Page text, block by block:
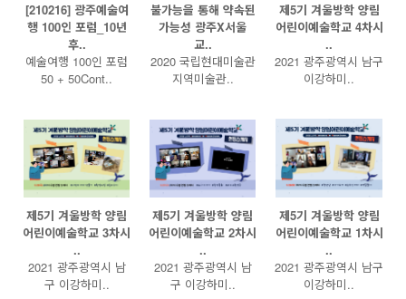
[210216] 광주예술여
행 100인 포럼_10년
후..
예술여행 100인 포럼
50 + 50Cont..
불가능을 통해 약속된
가능성 광주X서울
교..
2020 국립현대미술관
지역미술관..
제5기 겨울방학 양림
어린이예술학교 4차시
..
2021 광주광역시 남구
이강하미..
제5기 겨울방학 양림
어린이예술학교 3차시
..
2021 광주광역시 남
구 이강하미..
제5기 겨울방학 양림
어린이예술학교 2차시
..
2021 광주광역시 남
구 이강하미..
제5기 겨울방학 양림
어린이예술학교 1차시
..
2021 광주광역시 남구
이강하미..